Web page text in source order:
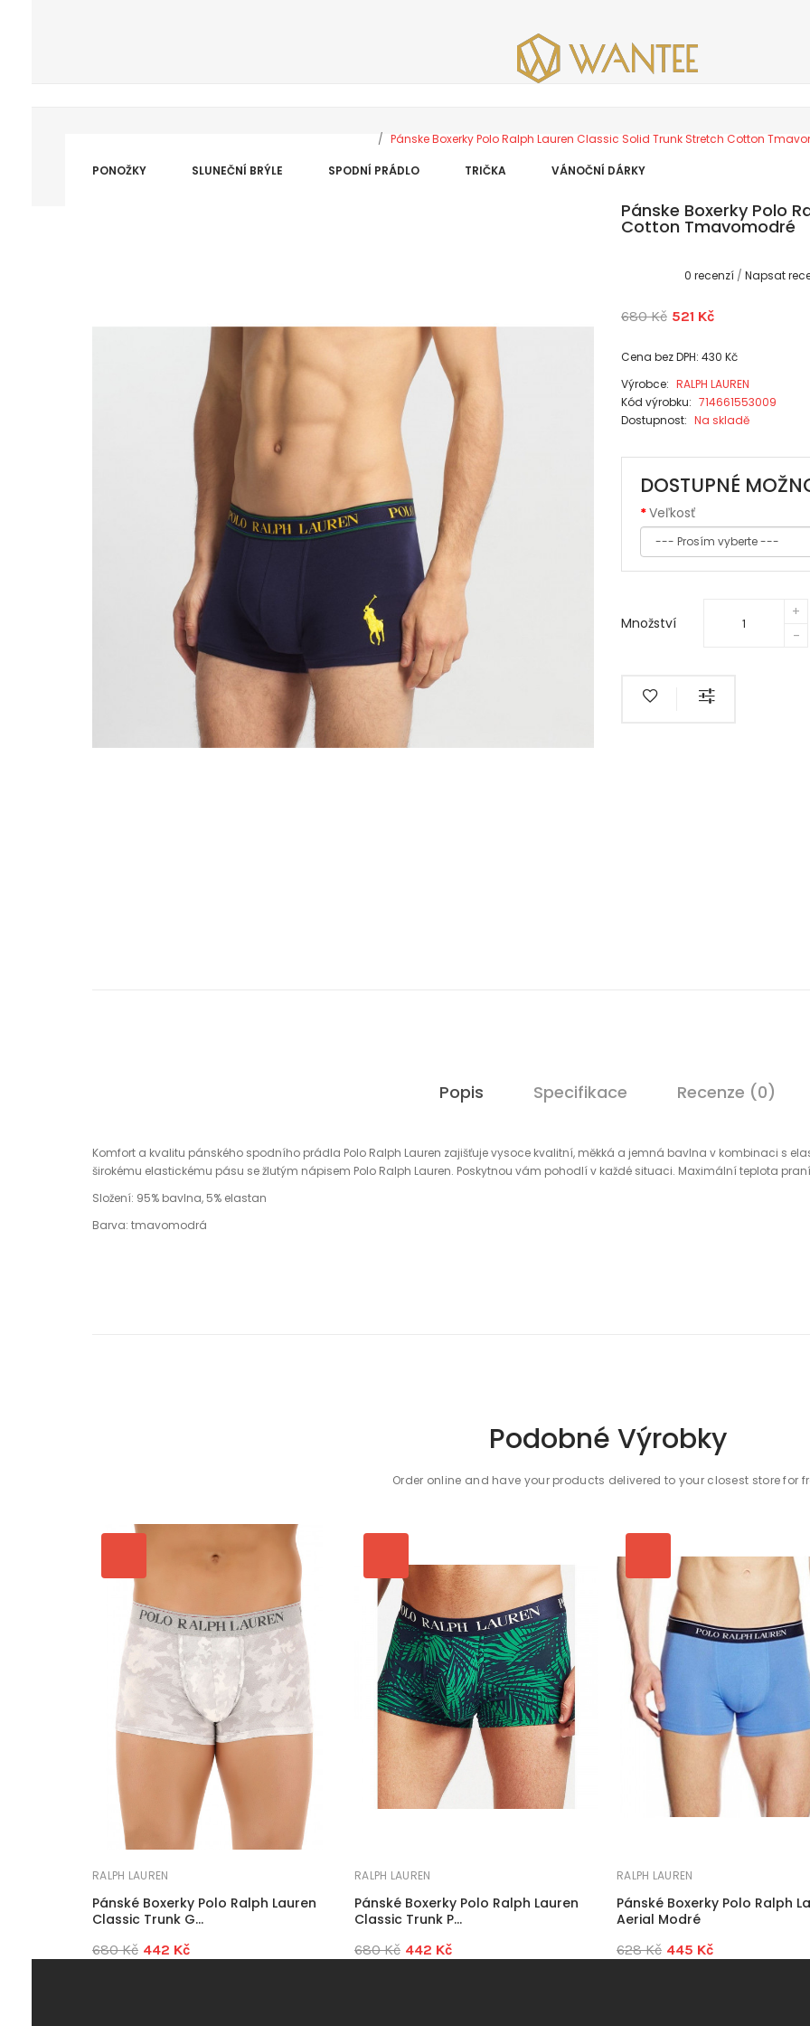
Pánske Boxerky Polo Ralph Lauren Classic Solid Trunk Stretch Cotton
PONOŽKY SLUNEČNÍ BRÝLE SPODNÍ PRÁDLO TRIČKA VÁNOČNÍ DÁRKY
Pánske Boxerky Polo
Cotton Tmavomodré
0 recenzí / Napsat
680 Kč 521 Kč
Cena bez DPH: 430 Kč
Výrobce: RALPH LAUREN
Kód výrobku: 714661553009
Dostupnost: Na skladě
DOSTUPNÉ
Veľkosť
Množství
Popis Specifikace Recenze (0)
Komfort a kvalitu pánského spodního prádla Polo Ralph Lauren zajišťuje vysoce kvalitní, měkká a jemná bavlna v kombinaci s
širokému elastickému pásu se žlutým nápisem Polo Ralph Lauren. Poskytnou vám pohodlí v každé situaci. Maximální teplota praní
Složení: 95% bavlna, 5% elastan
Barva: tmavomodrá
Podobné Výrobky
Order online and have your products delivered to your closest store for
RALPH LAUREN
Pánské Boxerky Polo Ralph Lauren
Classic Trunk G...
680 Kč 442 Kč
RALPH LAUREN
Pánské Boxerky Polo Ralph Lauren
Classic Trunk P...
680 Kč 442 Kč
RALPH LAUREN
Pánské Boxerky Polo Ralph
Aerial Modré
628 Kč 445 Kč